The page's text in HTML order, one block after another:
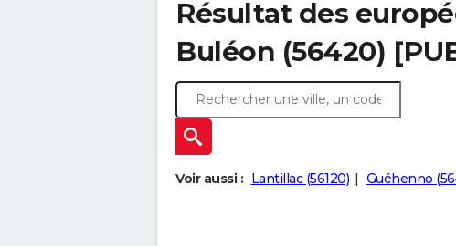
Résultat des
Buléon (56420)
Voir aussi : Lantillac (56120) Guéhenno